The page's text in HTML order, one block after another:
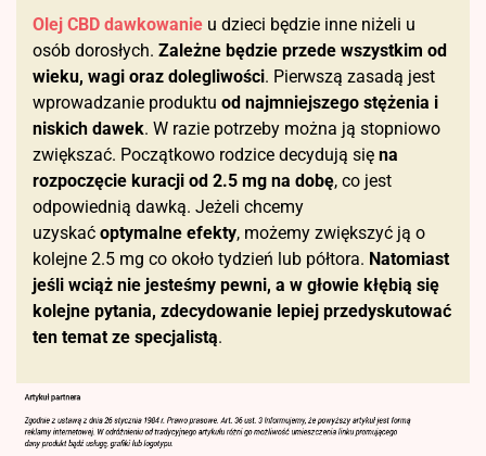
Olej CBD dawkowanie u dzieci będzie inne niżeli u
osób dorosłych. Zależne będzie przede wszystkim od
wieku, wagi oraz dolegliwości. Pierwszą zasadą jest
wprowadzanie produktu od najmniejszego stężenia i
niskich dawek. W razie potrzeby można ją stopniowo
zwiększać. Początkowo rodzice decydują się na
rozpoczęcie kuracji od 2.5 mg na dobę, co jest
odpowiednią dawką. Jeżeli chcemy
uzyskać optymalne efekty, możemy zwiększyć ją o
kolejne 2.5 mg co około tydzień lub półtora. Natomiast
jeśli wciąż nie jesteśmy pewni, a w głowie kłębią się
kolejne pytania, zdecydowanie lepiej przedyskutować
ten temat ze specjalistą.